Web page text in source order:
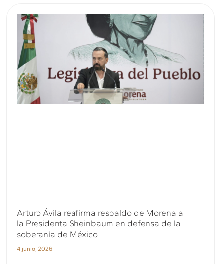
Arturo Ávila reafirma respaldo de Morena a
la Presidenta Sheinbaum en defensa de la
soberanía de México
4 junio, 2026